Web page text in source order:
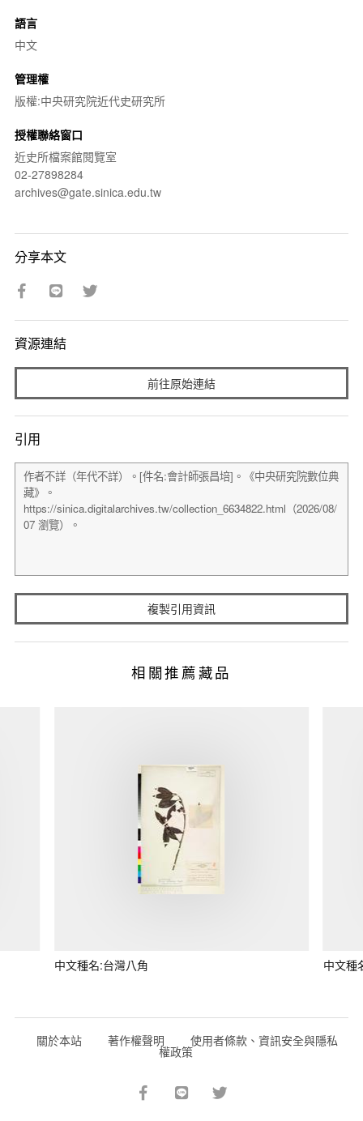
語言
中文
管理權
版權:中央研究院近代史研究所
授權聯絡窗口
近史所檔案館閱覽室
02-27898284
archives@gate.sinica.edu.tw
分享本文
資源連結
前往原始連結
引用
複製引用資訊
相關推薦藏品
中文種名:台灣八角 中文種
關於本站 著作權聲明 使用者條款、資訊安全與隱私
權政策